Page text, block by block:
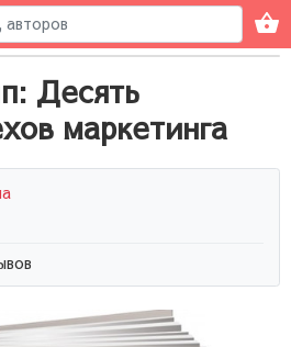
Десять
маркетинга